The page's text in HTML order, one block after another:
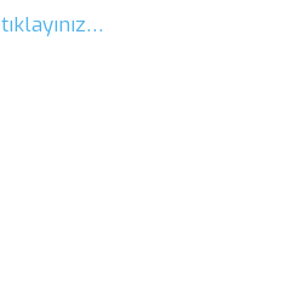
tıklayınız…